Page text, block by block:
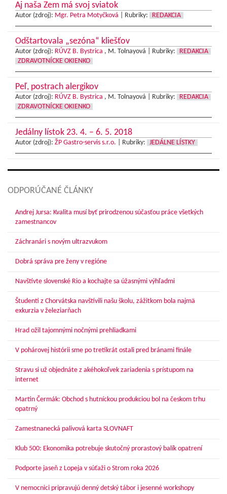
Aj naša Zem má svoj sviatok
Autor (zdroj): Mgr. Petra Motyčková Rubriky: REDAKCIA
Odštartovala „sezóna“ kliešťov
Autor (zdroj): RÚVZ B. Bystrica , M. Tolnayová | Rubriky:
REDAKCIA
ZDRAVOTNÍCKE OKIENKO
Peľ, postrach alergikov
Autor (zdroj): RÚVZ B. Bystrica , M. Tolnayová | Rubriky:
REDAKCIA
ZDRAVOTNÍCKE OKIENKO
Jedálny lístok 23. 4. – 6. 5. 2018
Autor (zdroj): ŽP Gastro-servis s.r.o. Rubriky: JEDÁLNE LÍSTKY
ODPORÚČANÉ ČLÁNKY
Andrej Jursa: Kvalita musí byť prirodzenou súčasťou práce všetkých
zamestnancov
Záchranári s novým ultrazvukom
Dobrá správa pre ženy v regióne
Navštívte slovenské Rio a kochajte sa úžasnými výhľadmi
Študenti z Chorvátska navštívili našu školu, zážitkom bola najmä
exkurzia v železiarňach
Hrad ožil tajomnými nočnými prehliadkami
V pohárovej histórii sme po tretíkrát ostali pred bránami finále
Stravu si už objednáte z akéhokoľvek zariadenia s prístupom na
internet
Martin Čermák: Obchod s hutníckou produkciou bol na českom trhu
opatrný
Zamestnanecká palivová karta SLOVNAFT
Klub 500: Ekonomika potrebuje skutočný prorastový balík opatrení
Podporte jaseň z Lopeja v súťaži o Strom roka 2026
V nemocnici pripravujú denný detský tábor i jesenné workshopy